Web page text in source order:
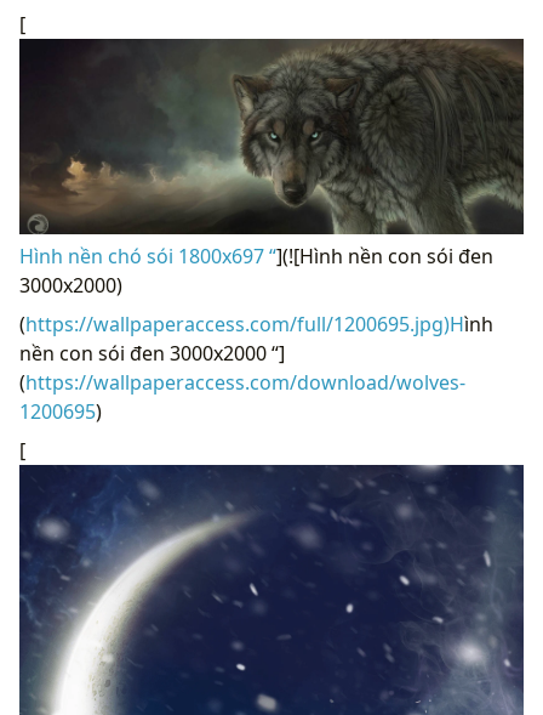
[
Hình nền chó sói 1800x697 “](![Hình nền con sói đen
3000x2000)
(https://wallpaperaccess.com/full/1200695.jpg)Hình
nền con sói đen 3000x2000 “]
(https://wallpaperaccess.com/download/wolves-
1200695)
[